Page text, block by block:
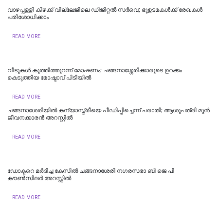
വാഴപ്പള്ളി കിഴക്ക് വില്ലേജിലെ ഡിജിറ്റൽ സർവെ; ഭൂഉടമകൾക്ക് രേഖകൾ
പരിശോധിക്കാം
READ MORE
വീടുകൾ കുത്തിത്തുറന്ന് മോഷണം; ചങ്ങനാശ്ശേരിക്കാരുടെ ഉറക്കം
കെടുത്തിയ മോഷ്ടാവ് പിടിയിൽ
READ MORE
ചങ്ങനാശേരിയില്‍ കന്യാസ്ത്രീയെ പീഡിപ്പിച്ചെന്ന് പരാതി; ആശുപത്രി മുൻ
ജീവനക്കാരൻ അറസ്റ്റിൽ
READ MORE
ഡോക്ടറെ മർദിച്ച കേസിൽ ചങ്ങനാശേരി നഗരസഭാ ബി ജെ പി
കൗൺസിലർ അറസ്റ്റിൽ
READ MORE